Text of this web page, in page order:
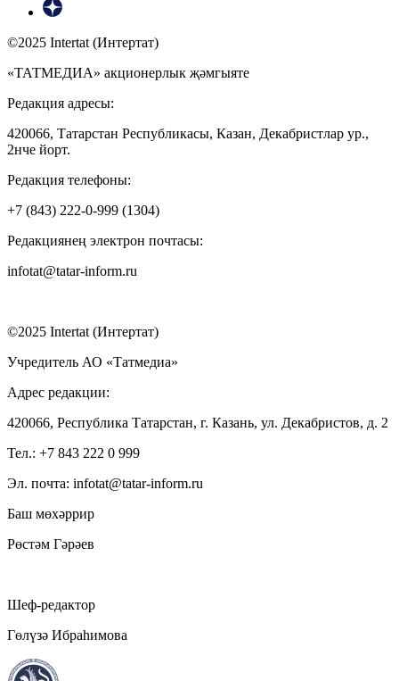
©2025 Intertat (Интертат)
«ТАТМЕДИА» акционерлык җәмгыяте
Редакция адресы:
420066, Татарстан Республикасы, Казан, Декабристлар ур.,
2нче йорт.
Редакция телефоны:
+7 (843) 222-0-999 (1304)
Редакциянең электрон почтасы:
infotat@tatar-inform.ru
©2025 Intertat (Интертат)
Учредитель АО «Татмедиа»
Адрес редакции:
420066, Республика Татарстан, г. Казань, ул. Декабристов, д. 2
Тел.: +7 843 222 0 999
Эл. почта: infotat@tatar-inform.ru
Баш мөхәррир
Рөстәм Гәрәев
Шеф-редактор
Гөлүзә Ибраһимова